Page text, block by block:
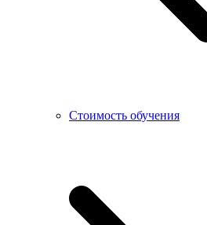
Стоимость обучения